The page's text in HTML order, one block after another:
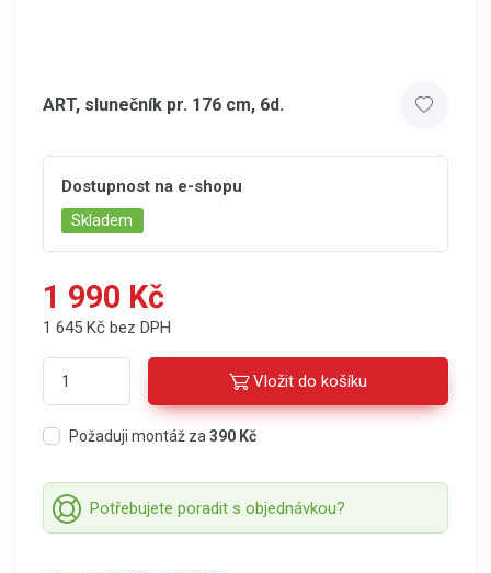
ART, slunečník pr. 176 cm, 6d.
Dostupnost na e-shopu
Skladem
1 990 Kč
1 645 Kč bez DPH
Vložit do košíku
Požaduji montáž za 390 Kč
Potřebujete poradit s objednávkou?